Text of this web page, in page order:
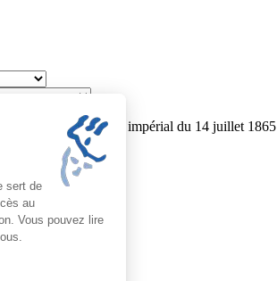
publique par décret impérial du 14 juillet 1865
sert de
au
Vous pouvez lire